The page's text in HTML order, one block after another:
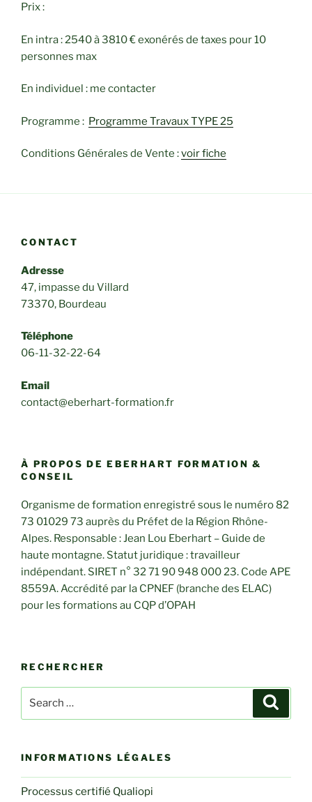
Prix :
En intra : 2540 à 3810 € exonérés de taxes pour 10
personnes max
En individuel : me contacter
Programme : Programme Travaux TYPE 25
Conditions Générales de Vente :voir fiche
CONTACT
Adresse
47, impasse du Villard
73370, Bourdeau
Téléphone
06-11-32-22-64
Email
contact@eberhart-formation.fr
À PROPOS DE EBERHART FORMATION &
CONSEIL
Organisme de formation enregistré sous le numéro 82
73 01029 73 auprès du Préfet de la Région Rhône-
Alpes. Responsable : Jean Lou Eberhart – Guide de
haute montagne. Statut juridique : travailleur
indépendant. SIRET n° 32 71 90 948 000 23. Code APE
8559A. Accrédité par la CPNEF (branche des ELAC)
pour les formations au CQP d’OPAH
RECHERCHER
INFORMATIONS LÉGALES
Processus certifié Qualiopi